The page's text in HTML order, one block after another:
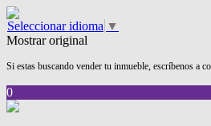
Seleccionar idioma ▼
Mostrar original
Si estas buscando vender tu inmueble, escríbenos a
0